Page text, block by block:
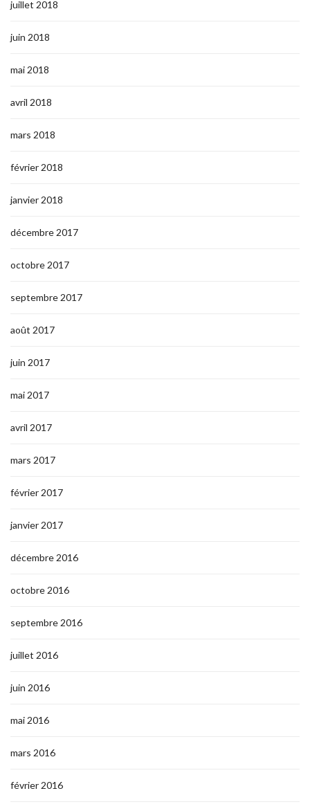
juillet 2018
juin 2018
mai 2018
avril 2018
mars 2018
février 2018
janvier 2018
décembre 2017
octobre 2017
septembre 2017
août 2017
juin 2017
mai 2017
avril 2017
mars 2017
février 2017
janvier 2017
décembre 2016
octobre 2016
septembre 2016
juillet 2016
juin 2016
mai 2016
mars 2016
février 2016